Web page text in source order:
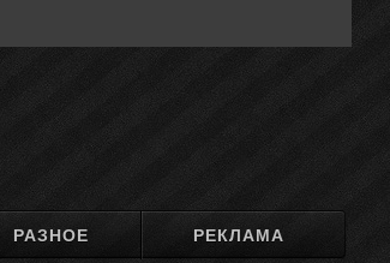
РАЗНОЕ РЕКЛАМА